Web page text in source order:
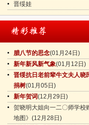
晋绥娃
腊八节的思念(01月24日)
新年新风新气象(01月12日)
晋绥抗日老前辈牛文夫人晓
捐树(01月05日)
新年贺词(12月29日)
贺晓明大姐向一二〇师学校
地图》 (12月28日)